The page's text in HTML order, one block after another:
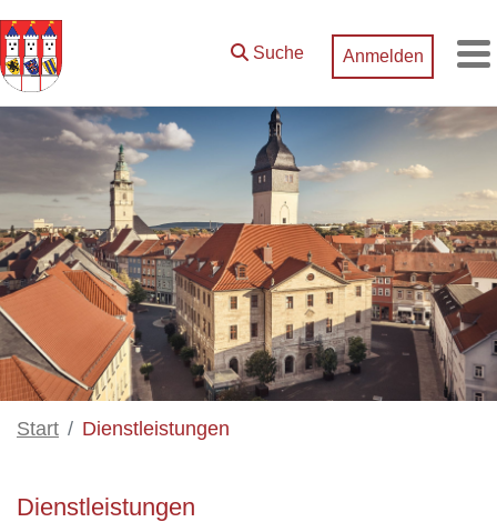
Zum Hauptinhalt springen
Suche Anmelden
Start Dienstleistungen
Dienstleistungen